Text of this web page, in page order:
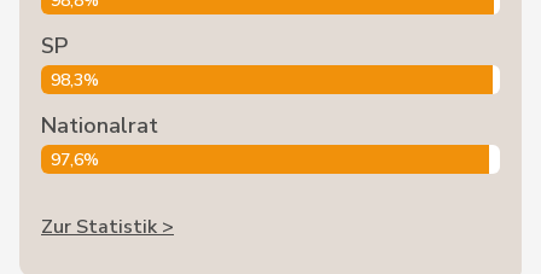
SP
98,3%
Nationalrat
97,6%
Zur Statistik >